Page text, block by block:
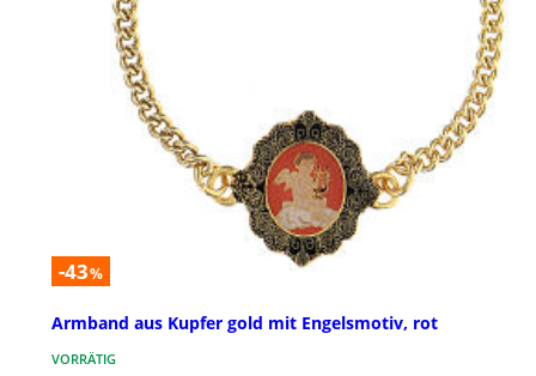
-43%
Armband aus Kupfer gold mit Engelsmotiv, rot
VORRÄTIG